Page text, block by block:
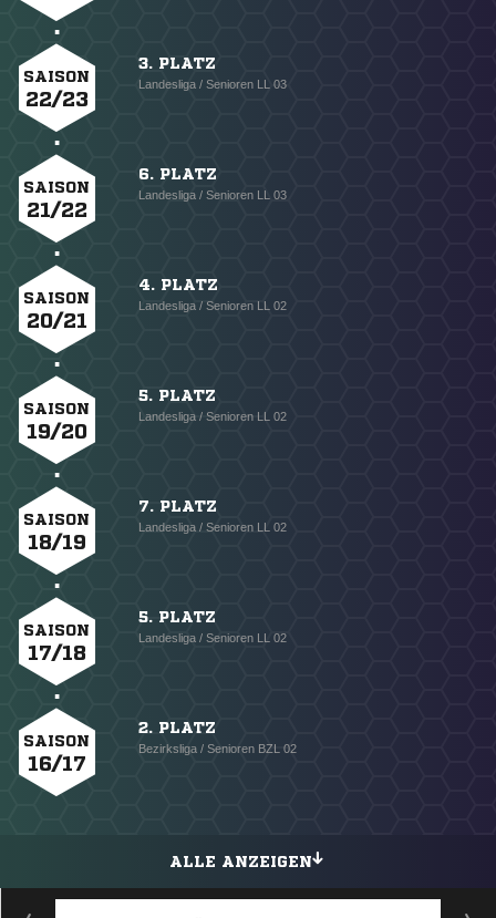
SAISON
22/23
3. PLATZ
Landesliga / Senioren LL 03
SAISON
21/22
6. PLATZ
Landesliga / Senioren LL 03
SAISON
20/21
4. PLATZ
Landesliga / Senioren LL 02
SAISON
19/20
5. PLATZ
Landesliga / Senioren LL 02
SAISON
18/19
7. PLATZ
Landesliga / Senioren LL 02
SAISON
17/18
5. PLATZ
Landesliga / Senioren LL 02
SAISON
16/17
2. PLATZ
Bezirksliga / Senioren BZL 02
ALLE ANZEIGEN